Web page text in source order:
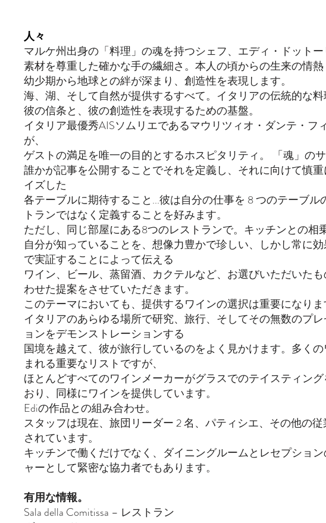
人々
マルケ州出身の「料理」の魂を持つシェフ、エディ・ドットー
素材を尊重した確かな手の繊細さ。本人の頃からの生来の情熱
幼少期から地球との絆が深まり、創造性を表現します。
海、湖、そして自然が提供するすべて。イタリアの伝統的な料
彼の信条と、彼の創造性を表現するための基盤。
イタリア最優秀AISソムリエであるマウリツィオ・ダンテ・フ
が、
ゲストの満足を唯一の目的とするホスピタリティ。 「魂」の
誰かが記事を公開することでそれを定義し、それに向けて慎
イズした
各テーブルに期待すること...彼は自分の仕事を 8 つのテーブル
トランではなく定義することを好みます。
ただし、同じ部屋にある8つのレストランで。キッチンとの相
自分が知っていることを、想像力豊かで珍しい、しかし常に
で実証することによって伝える
ワイン、ビール、蒸留酒、カクテルなど、お選びいただいた
わせた提案をさせていただきます。
このテーマにおいても、提供するワインの選択は重要になりま
イタリアのあらゆる場所で研究、旅行、そしてその無数のプ
ョンをデモンストレーションする
国境を越えて、彼が旅行しているのをよく見かけます。多く
まれる重要なリストですが、
ほとんどすべてのワインメーカーがグラスでのテイスティン
おり、同様にワインを提供しています。
Ediの作品との組み合わせ。
スタッフは現在、旅団リーダー 2 名、パティシエ、その他の
されています。
キッチンで働くだけでなく、ダイニングルームとレセプショ
ャーとして緊密な協力者でもあります。
有用な情報。
Sala della Comitissa – レストラン